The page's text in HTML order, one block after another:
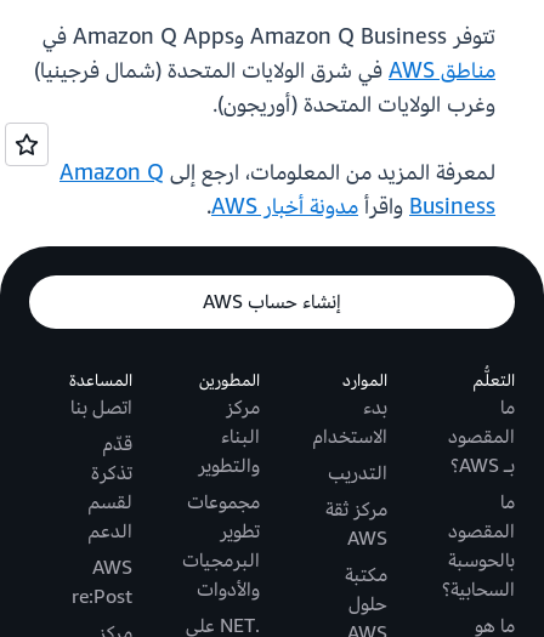
تتوفر Amazon Q Business وAmazon Q Apps في
مناطق AWS
في شرق الولايات المتحدة (شمال فرجينيا)
وغرب الولايات المتحدة (أوريجون).
لمعرفة المزيد من المعلومات، ارجع إلى Amazon Q
Businessواقرأمدونة أخبار AWS .
إنشاء حساب AWS
التعلُّم
ما
المقصود
بـ AWS؟
ما
المقصود
بالحوسبة
السحابية؟
ما هو
الموارد
بدء
الاستخدام
التدريب
مركز ثقة
AWS
مكتبة
حلول
المطورين
مركز
البناء
والتطوير
مجموعات
تطوير
البرمجيات
والأدوات
.NET على
المساعدة
اتصل بنا
قدّم
تذكرة
لقسم
الدعم
AWS
re:Post